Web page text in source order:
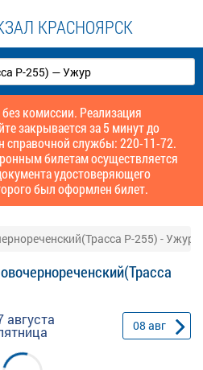
КРАСНОЯРСК
комиссии. Реализация
закрывается за 5 минут до
справочной службы: 220-11-72.
билетам осуществляется
удостоверяющего
был оформлен билет.
Р-255) - Ужур
августа 08 авг